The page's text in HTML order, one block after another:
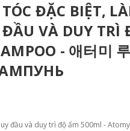
ĐẶC BIỆT,
ĐẦU VÀ DUY TRÌ
- 애터미
đầu và duy trì độ ẩm 500ml -